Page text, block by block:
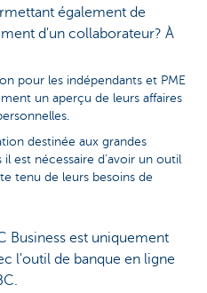
également de
d'un collaborateur? À
pour les indépendants et PME
un aperçu de leurs affaires
destinée aux grandes
il est nécessaire d'avoir un outil
tenu de leurs besoins de
Business est uniquement
l'outil de banque en ligne